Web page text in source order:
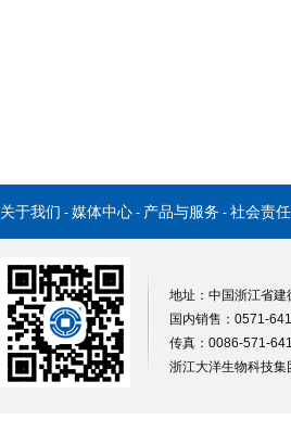
关于我们 - 媒体中心 - 产品与服务 - 社会责任
地址：中国浙江省
国内销售：0571-
传真：0086-571-
浙江大洋生物科技集